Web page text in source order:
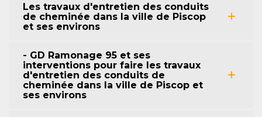
Les travaux d'entretien des conduits
de cheminée dans la ville de Piscop
et ses environs
- GD Ramonage 95 et ses
interventions pour faire les travaux
d'entretien des conduits de
cheminée dans la ville de Piscop et
ses environs